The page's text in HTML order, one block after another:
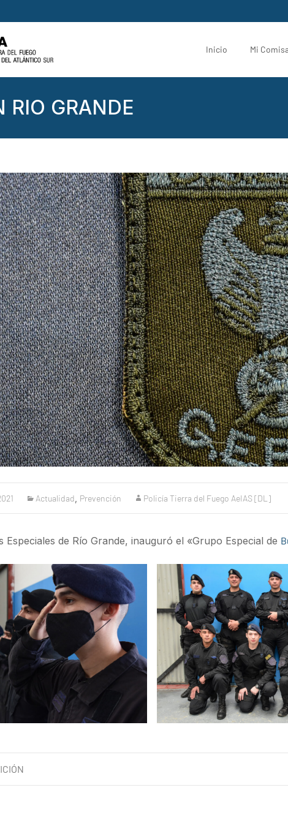
Inicio Mi
RIO GRANDE
Actualidad Prevención Policía Tierra del Fuego AeIAS [DL]
Especiales de Río Grande, inauguró el «Grupo Especial de